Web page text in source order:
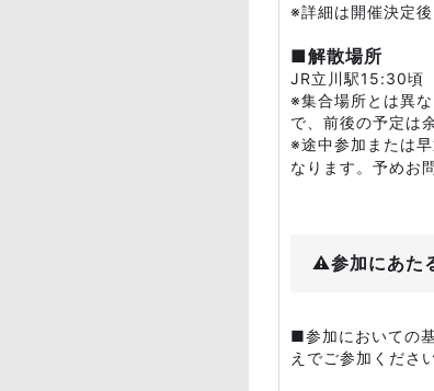
※詳細は開催決定
■解散場所
JR立川駅15:30頃
※集合場所とは異
で、前後の予定は
※途中参加または
なります。予めお
⚠️参加にあた
■参加においての
えでご参加ください